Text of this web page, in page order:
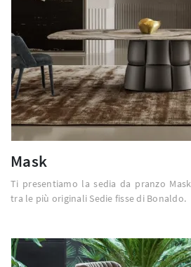
Mask
Ti presentiamo la sedia da pranzo
tra le più originali Sedie fisse di Bonaldo.